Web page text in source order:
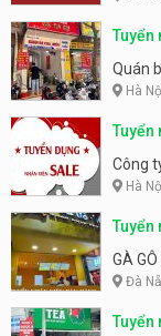
Tuyển
Quán
Hà
Tuyển
Công
Hà
Tuyển
GÀ
Đà
Tuyển